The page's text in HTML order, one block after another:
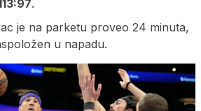
.
je na parketu proveo 24 minuta,
u napadu.